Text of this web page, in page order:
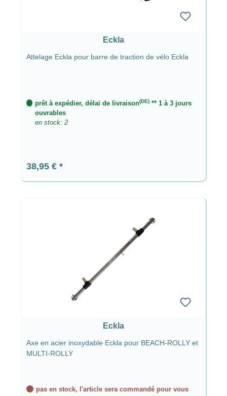
Eckla
Attelage Eckla pour barre de traction de vélo Eckla
prêt à expédier, délai de livraison(DE) ** 1 à 3 jours
ouvrables
en stock: 2
Prix régulier :
38,95 €
Eckla
Axe en acier inoxydable Eckla pour BEACH-ROLLY et
MULTI-ROLLY
pas en stock, l'article sera commandé pour vous